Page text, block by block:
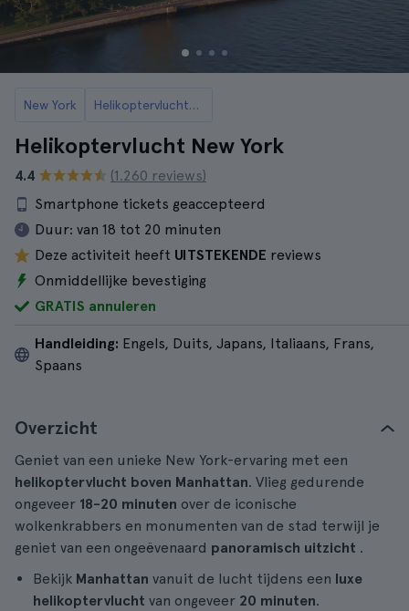
New York Helikoptervluchten over New York
Helikoptervlucht New York
4.4
(1.260 reviews)
Smartphone tickets geaccepteerd
Duur: van 18 tot 20 minuten
Deze activiteit heeft UITSTEKENDE reviews
Onmiddellijke bevestiging
GRATIS annuleren
Handleiding: Engels, Duits, Japans, Italiaans, Frans,
Spaans
Overzicht
Geniet van een unieke New York-ervaring met een
helikoptervlucht boven Manhattan. Vlieg gedurende
ongeveer 18-20 minuten over de iconische
wolkenkrabbers en monumenten van de stad terwijl je
geniet van een ongeëvenaard panoramisch uitzicht .
Bekijk Manhattan vanuit de lucht tijdens een luxe
helikoptervlucht van ongeveer 20 minuten.